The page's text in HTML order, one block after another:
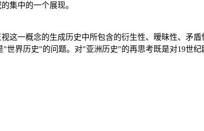
集中的一个展现。
这一概念的生成历史中所包含的衍生性、暧昧性、矛
世界历史"的问题。对"亚洲历史"的再思考既是对19世